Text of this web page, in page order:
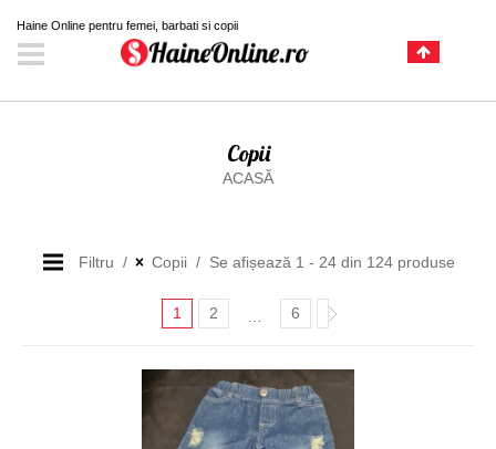
Haine Online pentru femei, barbati si copii
Copii
ACASĂ
Filtru Copii Se afișează 1 - 24 din 124 produse
1 2 … 6